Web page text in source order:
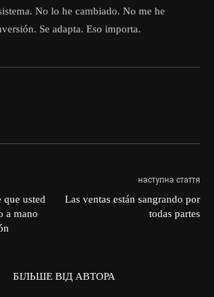
No lo he cambiado. No me he
Se adapta. Eso importa.
que usted
a mano
наступна стаття
Las ventas están sangrando por
todas partes
БІЛЬШЕ ВІД АВТОРА